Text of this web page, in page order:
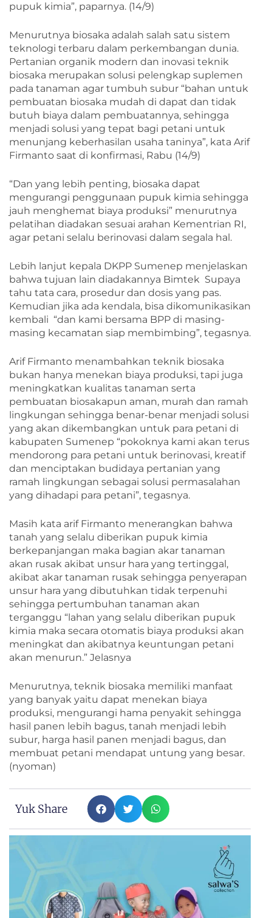
pupuk kimia”, paparnya. (14/9)
Menurutnya biosaka adalah salah satu sistem
teknologi terbaru dalam perkembangan dunia.
Pertanian organik modern dan inovasi teknik
biosaka merupakan solusi pelengkap suplemen
pada tanaman agar tumbuh subur “bahan untuk
pembuatan biosaka mudah di dapat dan tidak
butuh biaya dalam pembuatannya, sehingga
menjadi solusi yang tepat bagi petani untuk
menunjang keberhasilan usaha taninya”, kata Arif
Firmanto saat di konfirmasi, Rabu (14/9)
“Dan yang lebih penting, biosaka dapat
mengurangi penggunaan pupuk kimia sehingga
jauh menghemat biaya produksi” menurutnya
pelatihan diadakan sesuai arahan Kementrian RI,
agar petani selalu berinovasi dalam segala hal.
Lebih lanjut kepala DKPP Sumenep menjelaskan
bahwa tujuan lain diadakannya Bimtek Supaya
tahu tata cara, prosedur dan dosis yang pas.
Kemudian jika ada kendala, bisa dikomunikasikan
kembali “dan kami bersama BPP di masing-
masing kecamatan siap membimbing”, tegasnya.
Arif Firmanto menambahkan teknik biosaka
bukan hanya menekan biaya produksi, tapi juga
meningkatkan kualitas tanaman serta
pembuatan biosakapun aman, murah dan ramah
lingkungan sehingga benar-benar menjadi solusi
yang akan dikembangkan untuk para petani di
kabupaten Sumenep “pokoknya kami akan terus
mendorong para petani untuk berinovasi, kreatif
dan menciptakan budidaya pertanian yang
ramah lingkungan sebagai solusi permasalahan
yang dihadapi para petani”, tegasnya.
Masih kata arif Firmanto menerangkan bahwa
tanah yang selalu diberikan pupuk kimia
berkepanjangan maka bagian akar tanaman
akan rusak akibat unsur hara yang tertinggal,
akibat akar tanaman rusak sehingga penyerapan
unsur hara yang dibutuhkan tidak terpenuhi
sehingga pertumbuhan tanaman akan
terganggu “lahan yang selalu diberikan pupuk
kimia maka secara otomatis biaya produksi akan
meningkat dan akibatnya keuntungan petani
akan menurun.” Jelasnya
Menurutnya, teknik biosaka memiliki manfaat
yang banyak yaitu dapat menekan biaya
produksi, mengurangi hama penyakit sehingga
hasil panen lebih bagus, tanah menjadi lebih
subur, harga hasil panen menjadi bagus, dan
membuat petani mendapat untung yang besar.
(nyoman)
Yuk Share